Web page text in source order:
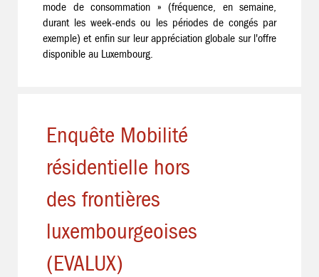
mode de consommation » (fréquence, en semaine,
durant les week-ends ou les périodes de congés par
exemple) et enfin sur leur appréciation globale sur l'offre
disponible au Luxembourg.
Enquête Mobilité
résidentielle hors
des frontières
luxembourgeoises
(EVALUX)